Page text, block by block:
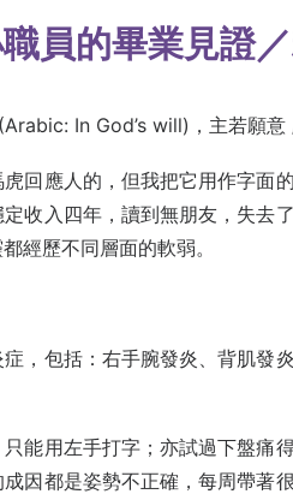
職員的畢業見證
In God’s will)，主若願意
回應人的，但我把它用作字面
收入四年，讀到無朋友，失去
經歷不同層面的軟弱。
，包括：右手腕發炎、背肌發
能用左手打字；亦試過下盤痛
因都是姿勢不正確，每周帶著